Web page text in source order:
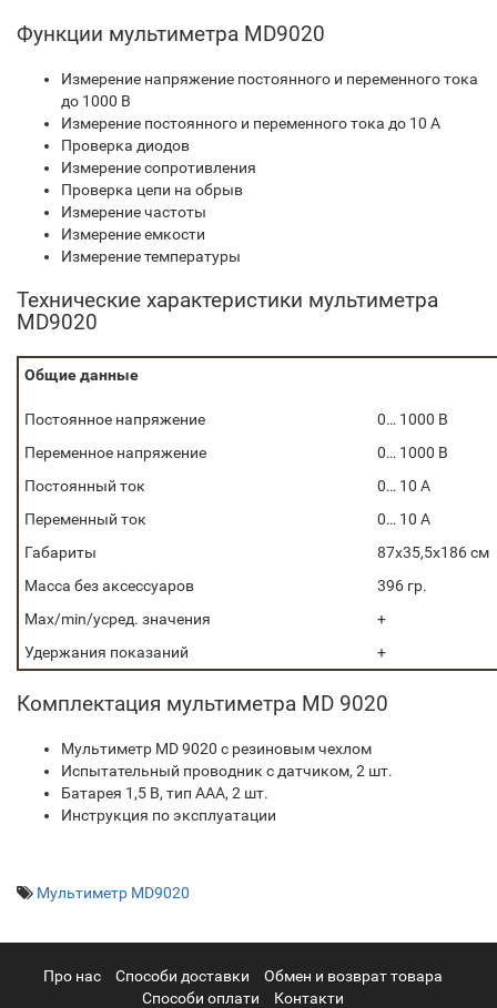
Функции мультиметра MD9020
Измерение напряжение постоянного и переменного тока
до 1000 В
Измерение постоянного и переменного тока до 10 А
Проверка диодов
Измерение сопротивления
Проверка цепи на обрыв
Измерение частоты
Измерение емкости
Измерение температуры
Технические характеристики мультиметра
MD9020
Общие данные
Постоянное напряжение
0… 1000 В
Переменное напряжение
0… 1000 В
Постоянный ток
0… 10 А
Переменный ток
0… 10 А
Габариты
87х35,5х186 см
Масса без аксессуаров
396 гр.
Max/min/усред. значения
+
Удержания показаний
+
Комплектация мультиметра MD 9020
Мультиметр MD 9020 с резиновым чехлом
Испытательный проводник с датчиком, 2 шт.
Батарея 1,5 В, тип ААА, 2 шт.
Инструкция по эксплуатации
Мультиметр MD9020
Про нас Cпособи доставки
Обмен и возврат товара
Способи оплати
Контакти